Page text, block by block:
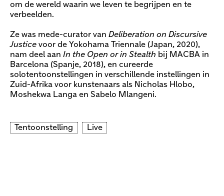
om de wereld waarin we leven te begrijpen en te
verbeelden.
Ze was mede-curator van Deliberation on Discursive
Justice voor de Yokohama Triennale (Japan, 2020),
nam deel aan In the Open or in Stealth bij MACBA in
Barcelona (Spanje, 2018), en cureerde
solotentoonstellingen in verschillende instellingen in
Zuid-Afrika voor kunstenaars als Nicholas Hlobo,
Moshekwa Langa en Sabelo Mlangeni.
Tentoonstelling Live